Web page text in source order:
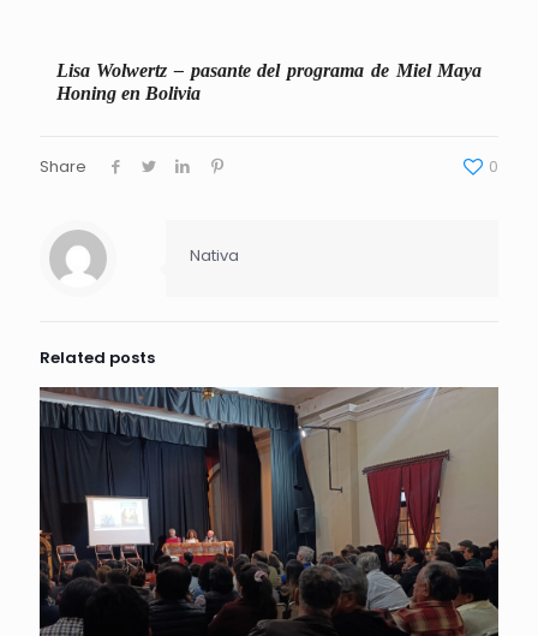
Lisa Wolwertz – pasante del programa de Miel Maya
Honing en Bolivia
Share 0
Nativa
Related posts